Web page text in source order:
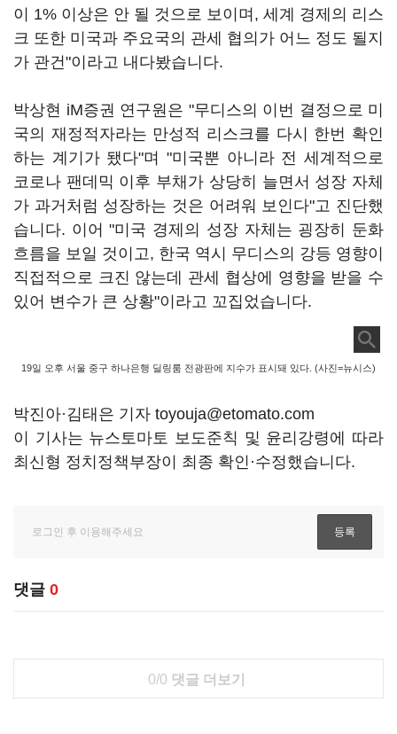
이 1% 이상은 안 될 것으로 보이며, 세계 경제의 리스
크 또한 미국과 주요국의 관세 협의가 어느 정도 될지
가 관건"이라고 내다봤습니다.
박상현 iM증권 연구원은 "무디스의 이번 결정으로 미
국의 재정적자라는 만성적 리스크를 다시 한번 확인
하는 계기가 됐다"며 "미국뿐 아니라 전 세계적으로
코로나 팬데믹 이후 부채가 상당히 늘면서 성장 자체
가 과거처럼 성장하는 것은 어려워 보인다"고 진단했
습니다. 이어 "미국 경제의 성장 자체는 굉장히 둔화
흐름을 보일 것이고, 한국 역시 무디스의 강등 영향이
직접적으로 크진 않는데 관세 협상에 영향을 받을 수
있어 변수가 큰 상황"이라고 꼬집었습니다.
19일 오후 서울 중구 하나은행 딜링룸 전광판에 지수가 표시돼 있다. (사진=뉴시스)
박진아·김태은 기자 toyouja@etomato.com
이 기사는 뉴스토마토 보도준칙 및 윤리강령에 따라
최신형 정치정책부장이 최종 확인·수정했습니다.
댓글 0
0/0 댓글 더보기